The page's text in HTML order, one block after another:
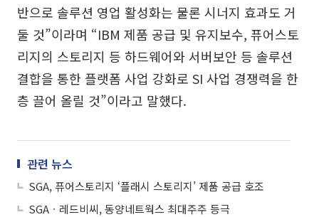
반으로 솔루션 영업 활성화는 물론 시너지 효과도 거
둘 것”이라며 “IBM 제품 공급 및 유지보수, 퓨어스토
리지의 스토리지 등 하드웨어와 서버보안 등 솔루션
결합을 통한 플랫폼 사업 강화로 SI 사업 경쟁력을 한
층 끌어 올릴 것”이라고 말했다.
관련 뉴스
SGA, 퓨어스토리지 ‘플래시 스토리지’ 제품 공급 호조
SGAㆍ레드비씨, 동양네트웍스 최대주주 등극